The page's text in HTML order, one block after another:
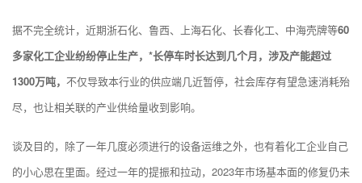
据不完全统计，近期浙石化、鲁西、上海石化、长春化工、中海壳牌等60
多家化工企业纷纷停止生产，*长停车时长达到几个月，涉及产能超过
1300万吨， 不仅导致本行业的供应端几近暂停，社会库存有望急速消耗殆
尽，也让相关联的产业供给量收到影响。
谈及目的，除了一年几度必须进行的设备运维之外，也有着化工企业自己
的小心思在里面。经过一年的提振和拉动，2023年市场基本面的修复仍未